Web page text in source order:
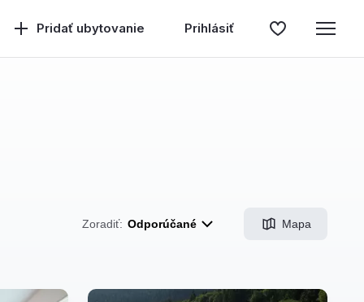
Pridať ubytovanie Prihlásiť
Zoradiť: Odporúčané Mapa